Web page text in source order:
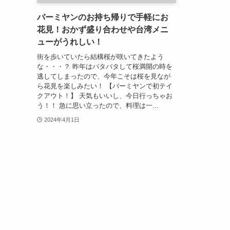
バーミヤンのお持ち帰りで手軽にお
花見！おかず盛り合わせや台湾メニ
ューがうれしい！
街を歩いていたら結構桜が咲いてきたよう
な・・・？ 昨年はバタバタして桜満開の時を
逃してしまったので、今年こそは桜を見なが
ら花見を楽しみたい！ 【バーミヤンで初テイ
クアウト！】 天気もいいし、今日行っちゃお
う！！ 急に思い立ったので、料理は一...
2024年4月1日